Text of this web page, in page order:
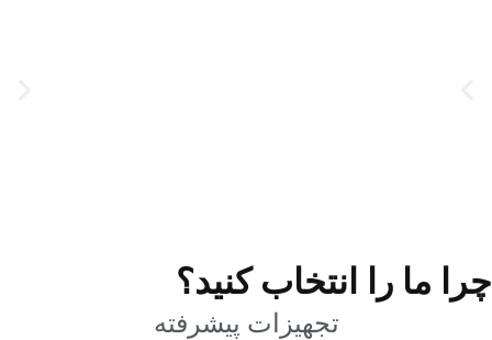
ما را انتخاب کنید؟
تجهیزات پیشرفته